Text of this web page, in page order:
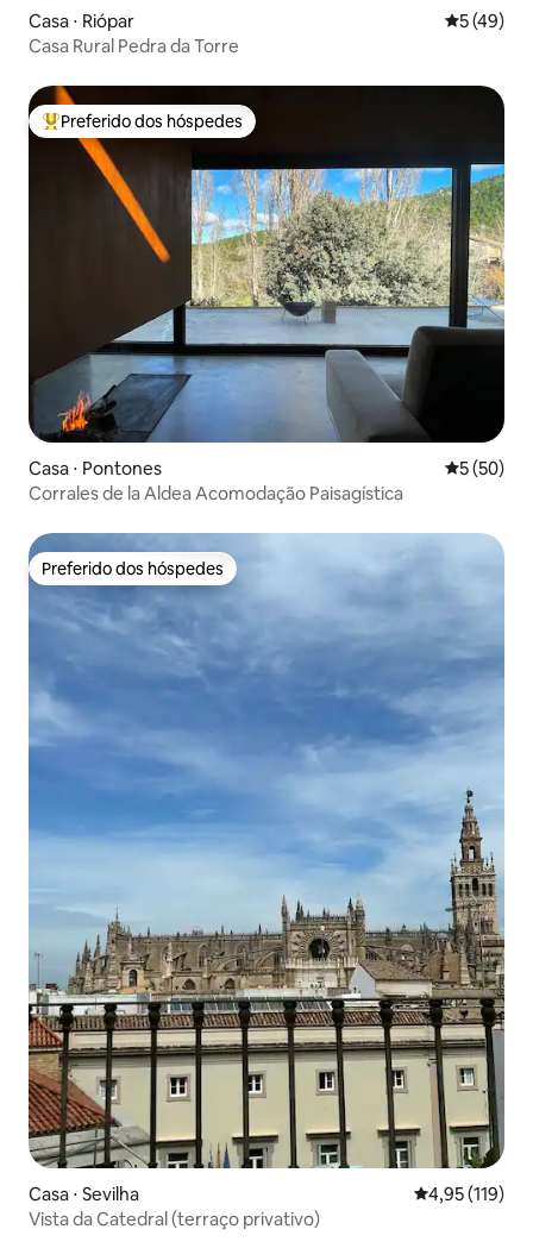
podréis apreciar cómo en unos meses
todo fue cogiendo forma hasta llegar a
Casa ⋅ Riópar 5 de uma
5 (49)
Casa Rural Pedra da Torre
Entre os melhores preferidos dos hóspedes
Preferido dos hóspedes
Casa ⋅ Pontones 5 de uma
5 (50)
Corrales de la Aldea Acomodação Paisagística
Preferido dos hóspedes
Preferido dos hóspedes
Casa ⋅ Sevilha 4,95 de uma
4,95 (119)
Vista da Catedral (terraço privativo)